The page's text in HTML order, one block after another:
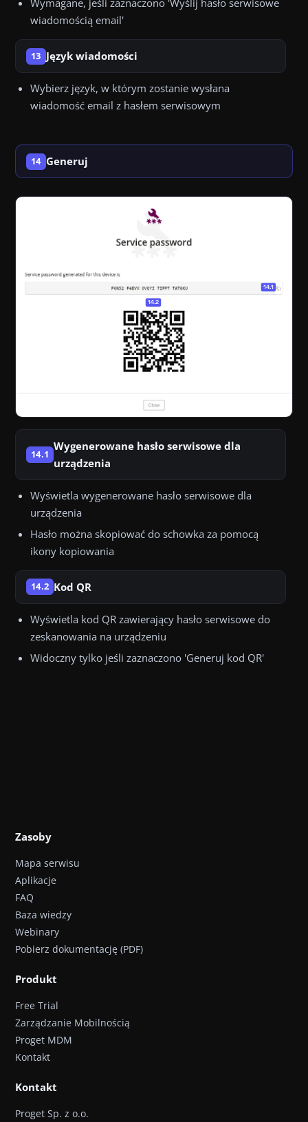
Wymagane, jeśli zaznaczono 'Wyślij hasło serwisowe
wiadomością email'
13 Język wiadomości
Wybierz język, w którym zostanie wysłana
wiadomość email z hasłem serwisowym
14 Generuj
14.1
Wygenerowane hasło serwisowe dla
urządzenia
Wyświetla wygenerowane hasło serwisowe dla
urządzenia
Hasło można skopiować do schowka za pomocą
ikony kopiowania
14.2 Kod QR
Wyświetla kod QR zawierający hasło serwisowe do
zeskanowania na urządzeniu
Widoczny tylko jeśli zaznaczono 'Generuj kod QR'
Zasoby
Mapa serwisu
Aplikacje
FAQ
Baza wiedzy
Webinary
Pobierz dokumentację (PDF)
Produkt
Free Trial
Zarządzanie Mobilnością
Proget MDM
Kontakt
Kontakt
Proget Sp. z o.o.